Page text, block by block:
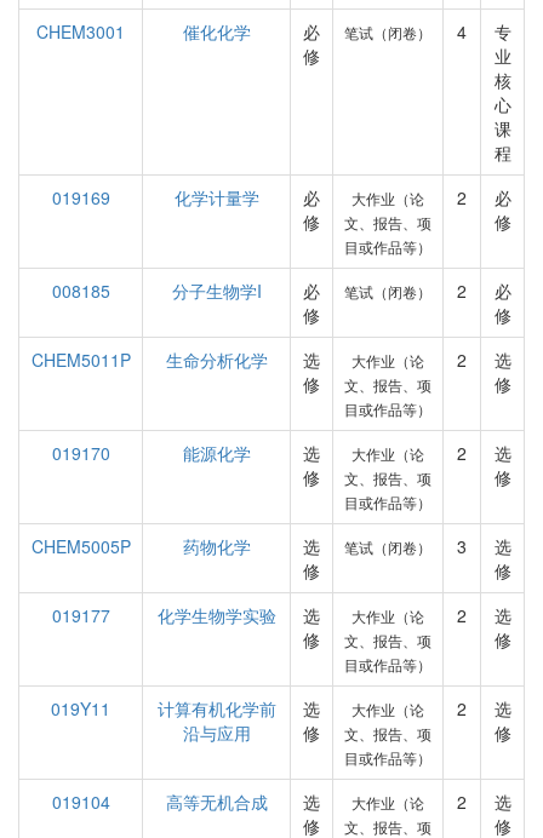
CHEM3001
催化化学
必
修
笔试（闭卷） 4
专
业
核
心
课
程
019169
化学计量学
必
修
大作业（论
文、报告、项
目或作品等）
2
必
修
008185 分子生物学I
必
修
笔试（闭卷） 2
必
修
CHEM5011P
生命分析化学
选
修
大作业（论
文、报告、项
目或作品等）
2
选
修
019170 能源化学
选
修
大作业（论
文、报告、项
目或作品等）
2
选
修
CHEM5005P 药物化学
选
修
笔试（闭卷） 3
选
修
019177
化学生物学实验
选
修
大作业（论
文、报告、项
目或作品等）
2
选
修
019Y11
计算有机化学前
沿与应用
选
修
大作业（论
文、报告、项
目或作品等）
2
选
修
019104 高等无机合成
选
修
大作业（论
文、报告、项
2
选
修